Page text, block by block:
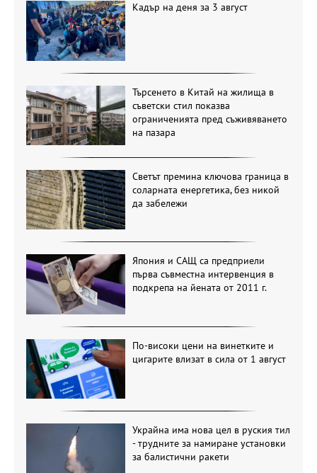
Кадър на деня за 3 август
Търсенето в Китай на жилища в
съветски стил показва
ограниченията пред съживяването
на пазара
Светът премина ключова граница в
соларната енергетика, без никой
да забележи
Япония и САЩ са предприели
първа съвместна интервенция в
подкрепа на йената от 2011 г.
По-високи цени на винетките и
цигарите влизат в сила от 1 август
Украйна има нова цел в руския тил
- трудните за намиране установки
за балистични ракети